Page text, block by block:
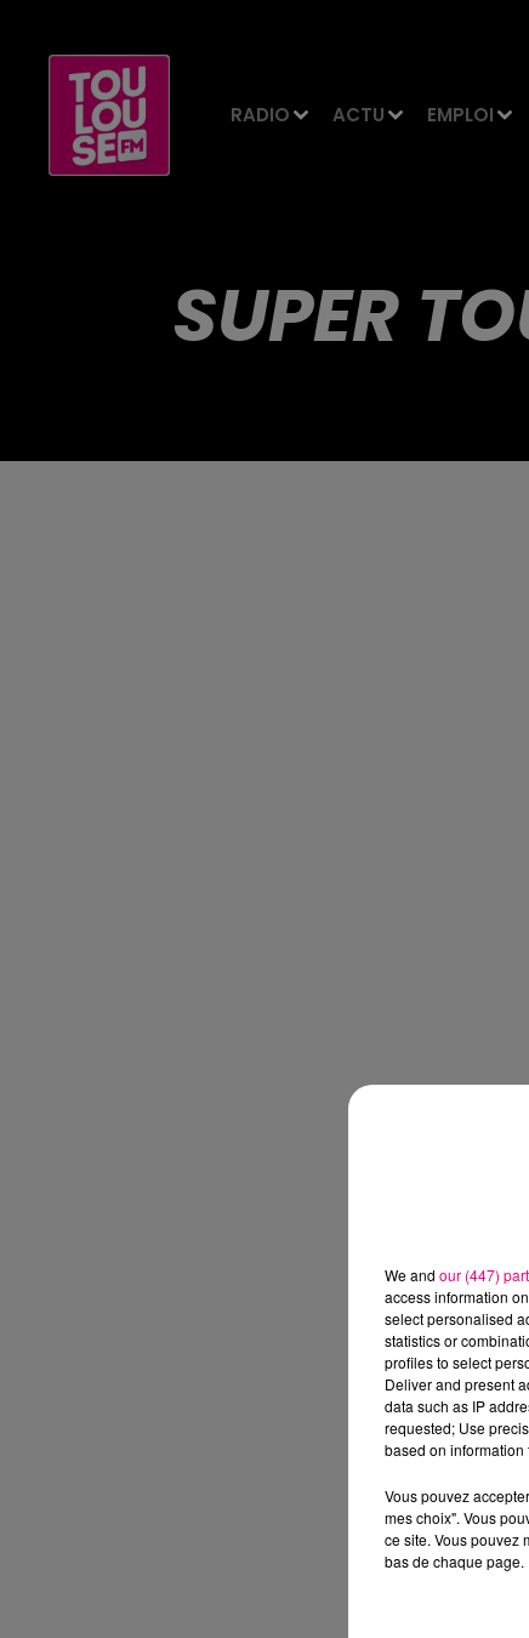
RADIO ACTU EMPLOI
SUPER
We and our (447)
access information
select personalised
statistics or
profiles to select
Deliver and present
data such as IP
requested; Use
based on information
Vous pouvez
mes choix". Vous
ce site. Vous pouvez
bas de chaque page.